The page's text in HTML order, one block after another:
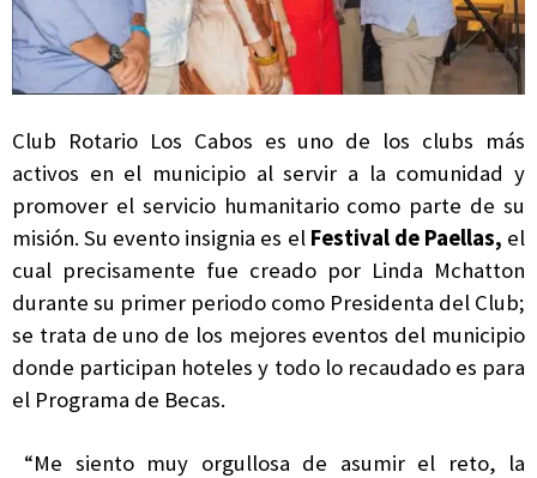
Club Rotario Los Cabos es uno de los clubs más
activos en el municipio al servir a la comunidad y
promover el servicio humanitario como parte de su
misión. Su evento insignia es el Festival de Paellas, el
cual precisamente fue creado por Linda Mchatton
durante su primer periodo como Presidenta del Club;
se trata de uno de los mejores eventos del municipio
donde participan hoteles y todo lo recaudado es para
el Programa de Becas.
“Me siento muy orgullosa de asumir el reto, la